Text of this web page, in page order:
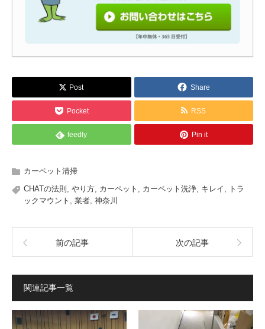
Post Share
Pocket RSS
feedly Pin it
カーペット清掃
CHATの法則 , やり方, カーペット , カーペット洗浄, キレイ , トラ
ックマウント , 業者, 神奈川
前の記事 次の記事
関連記事一覧